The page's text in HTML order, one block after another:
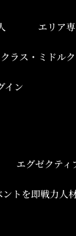
エリア
ラス・ミドル
イン
エグゼクティ
トを即戦力人